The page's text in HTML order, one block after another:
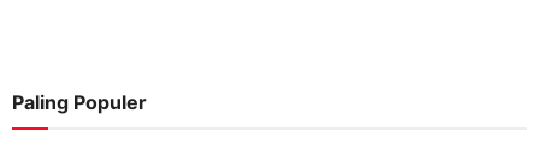
Paling Populer